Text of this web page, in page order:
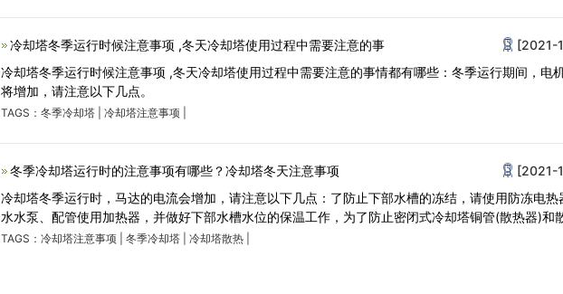
冷却塔冬季运行时候注意事项 ,冬天冷却塔使用过程中需要注意的事
[2021-
冷却塔冬季运行时候注意事项 ,冬天冷却塔使用过程中需要注意的事情都有哪些：冬季运行期间，电
将增加，请注意以下几点。
TAGS： 冬季冷却塔 冷却塔注意事项
冬季冷却塔运行时的注意事项有哪些？冷却塔冬天注意事项
[2021-
冷却塔冬季运行时，马达的电流会增加，请注意以下几点：了防止下部水槽的冻结，请使用防冻电热
水水泵、配管使用加热器，并做好下部水槽水位的保温工作，为了防止密闭式冷却塔铜管(散热器)和
TAGS： 冷却塔注意事项 冬季冷却塔 冷却塔散热